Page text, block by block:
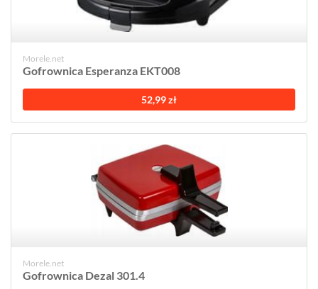
Morele.net
Gofrownica Esperanza EKT008
52,99 zł
Morele.net
Gofrownica Dezal 301.4